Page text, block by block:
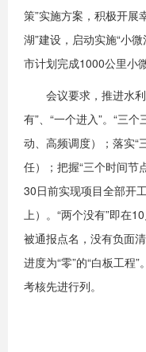
策”实施方案，积极开展
湖”建设，启动实施“小
市计划完成1000公里小
会议要求，推进水
有”、“一个进入”。“三
动、高频调度）；落实“
任）；把握“三个时间节
30日前实现项目全部开
上）。“两个没有”即在
被通报点名，没有负面
进度为“零”的“白板工程
考核先进行列。